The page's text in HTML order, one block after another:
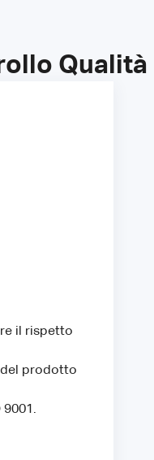
Qualità
il rispetto
prodotto